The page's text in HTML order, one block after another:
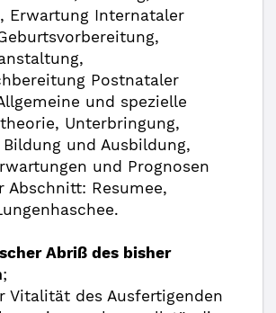
Erwartung Internataler
Postnataler
und spezielle
Unterbringung,
und Ausbildung,
und Prognosen
Abschnitt: Resumee,
Abriß des bisher
;
Vitalität des Ausfertigenden